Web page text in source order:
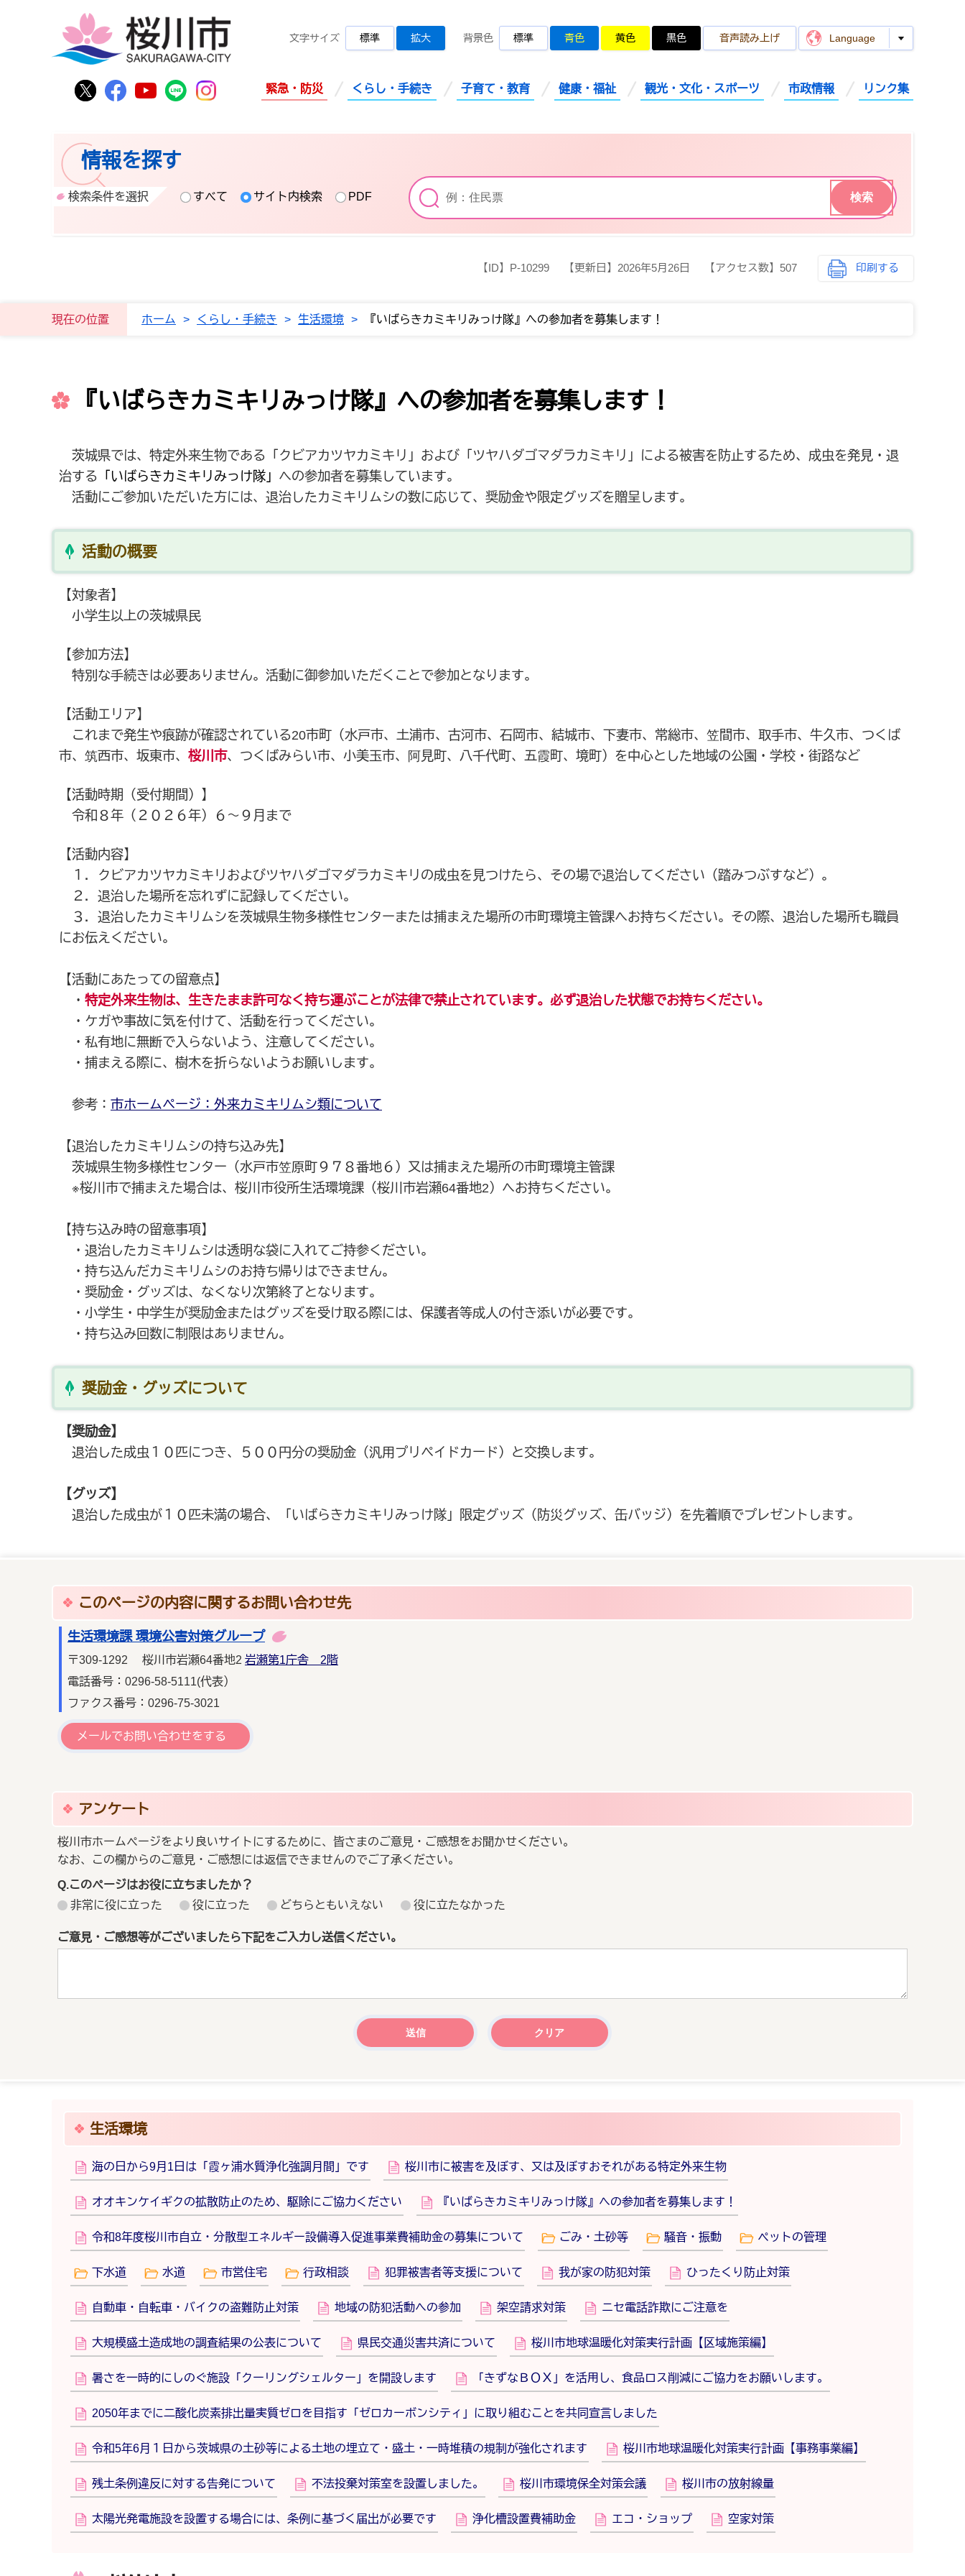
桜川市公式Twitter
桜川市公式Facebook
桜川市公式YouTube
桜川市公式LINE
Instagram
文字サイズ 標準 拡大 背景色 標準 青色 黄色 黒色 音声読み上げ Language
緊急・防災 くらし・手続き 子育て・教育 健康・福祉 観光・文化・スポーツ 市政情報 リンク集
情報を探す
検索条件を選択 すべて サイト内検索 PDF
【ID】 P-10299 【更新日】 2026年5月26日 【アクセス数】 507 印刷する
現在の位置 ホーム > くらし・手続き > 生活環境 > 『いばらきカミキリみっけ隊』への参加者を募集します！
『いばらきカミキリみっけ隊』への参加者を募集します！
茨城県では、特定外来生物である「クビアカツヤカミキリ」および「ツヤハダゴマダラカミキリ」による被害を防止するため、成虫を発見・退
治する 「いばらきカミキリみっけ隊」 への参加者を募集しています。
活動にご参加いただいた方には、退治したカミキリムシの数に応じて、奨励金や限定グッズを贈呈します。
活動の概要
【対象者】
小学生以上の茨城県民
【参加方法】
特別な手続きは必要ありません。活動に御参加いただくことで参加となります。
【活動エリア】
これまで発生や痕跡が確認されている20市町（水戸市、土浦市、古河市、石岡市、結城市、下妻市、常総市、笠間市、取手市、牛久市、つくば
市、筑西市、坂東市、 桜川市、つくばみらい市、小美玉市、阿見町、八千代町、五霞町、境町）を中心とした地域の公園・学校・街路など
【活動時期（受付期間）】
令和８年（２０２６年）６～９月まで
【活動内容】
１．クビアカツヤカミキリおよびツヤハダゴマダラカミキリの成虫を見つけたら、その場で退治してください（踏みつぶすなど）。
２．退治した場所を忘れずに記録してください。
３．退治したカミキリムシを茨城県生物多様性センターまたは捕まえた場所の市町環境主管課へお持ちください。その際、退治した場所も職員
にお伝えください。
【活動にあたっての留意点】
・ 特定外来生物は、生きたまま許可なく持ち運ぶことが法律で禁止されています。必ず退治した状態でお持ちください。
・ケガや事故に気を付けて、活動を行ってください。
・私有地に無断で入らないよう、注意してください。
・捕まえる際に、樹木を折らないようお願いします。
参考： 市ホームページ：外来カミキリムシ類について
【退治したカミキリムシの持ち込み先】
茨城県生物多様性センター（水戸市笠原町９７８番地６）又は捕まえた場所の市町環境主管課
※桜川市で捕まえた場合は、桜川市役所生活環境課（桜川市岩瀬64番地2）へお持ちください。
【持ち込み時の留意事項】
・退治したカミキリムシは透明な袋に入れてご持参ください。
・持ち込んだカミキリムシのお持ち帰りはできません。
・奨励金・グッズは、なくなり次第終了となります。
・小学生・中学生が奨励金またはグッズを受け取る際には、保護者等成人の付き添いが必要です。
・持ち込み回数に制限はありません。
奨励金・グッズについて
【奨励金】
退治した成虫１０匹につき、５００円分の奨励金（汎用プリペイドカード）と交換します。
【グッズ】
退治した成虫が１０匹未満の場合、「いばらきカミキリみっけ隊」限定グッズ（防災グッズ、缶バッジ）を先着順でプレゼントします。
このページの内容に関するお問い合わせ先
生活環境課 環境公害対策グループ
〒309-1292 桜川市岩瀬64番地2 岩瀬第1庁舎 2階
電話番号：0296-58-5111(代表）
ファクス番号：0296-75-3021
メールでお問い合わせをする
アンケート
桜川市ホームページをより良いサイトにするために、皆さまのご意見・ご感想をお聞かせください。
なお、この欄からのご意見・ご感想には返信できませんのでご了承ください。
Q.このページはお役に立ちましたか？
非常に役に立った
役に立った どちらともいえない 役に立たなかった
ご意見・ご感想等がございましたら下記をご入力し送信ください。
生活環境
海の日から9月1日は「霞ヶ浦水質浄化強調月間」です 桜川市に被害を及ぼす、又は及ぼすおそれがある特定外来生物
オオキンケイギクの拡散防止のため、駆除にご協力ください 『いばらきカミキリみっけ隊』への参加者を募集します！
令和8年度桜川市自立・分散型エネルギー設備導入促進事業費補助金の募集について ごみ・土砂等 騒音・振動 ペットの管理
下水道 水道 市営住宅 行政相談 犯罪被害者等支援について 我が家の防犯対策 ひったくり防止対策
自動車・自転車・バイクの盗難防止対策 地域の防犯活動への参加 架空請求対策 ニセ電話詐欺にご注意を
大規模盛土造成地の調査結果の公表について 県民交通災害共済について 桜川市地球温暖化対策実行計画【区域施策編】
暑さを一時的にしのぐ施設「クーリングシェルター」を開設します 「きずなＢＯＸ」を活用し、食品ロス削減にご協力をお願いします。
2050年までに二酸化炭素排出量実質ゼロを目指す「ゼロカーボンシティ」に取り組むことを共同宣言しました
令和5年6月１日から茨城県の土砂等による土地の埋立て・盛土・一時堆積の規制が強化されます 桜川市地球温暖化対策実行計画【事務事業編】
残土条例違反に対する告発について 不法投棄対策室を設置しました。 桜川市環境保全対策会議 桜川市の放射線量
太陽光発電施設を設置する場合には、条例に基づく届出が必要です 浄化槽設置費補助金 エコ・ショップ 空家対策